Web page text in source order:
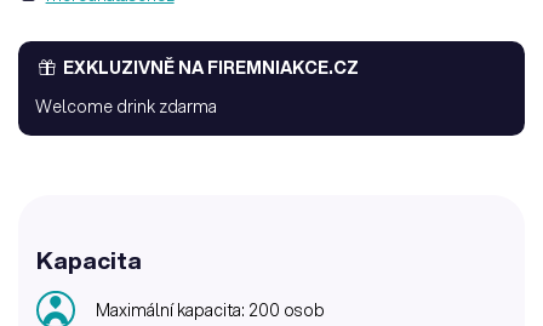
EXKLUZIVNĚ NA FIREMNIAKCE.CZ
Welcome drink zdarma
Kapacita
Maximální kapacita: 200 osob